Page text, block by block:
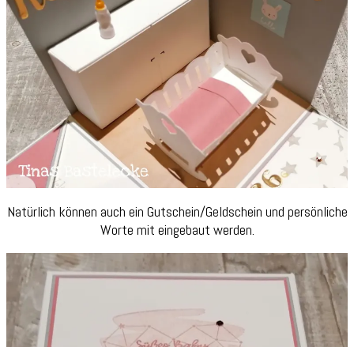
Natürlich können auch ein Gutschein/Geldschein und persönliche
Worte mit eingebaut werden.